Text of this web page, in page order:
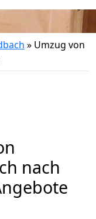
» Umzug von
nach